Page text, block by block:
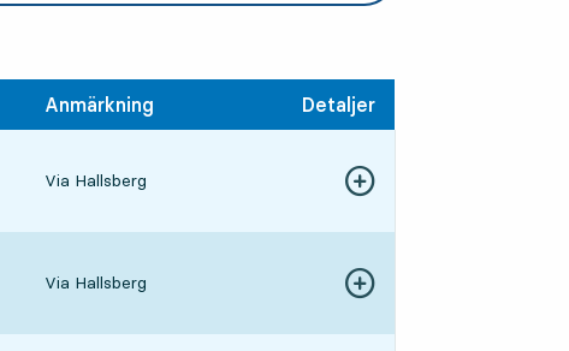
Anmärkning Detaljer
Via Hallsberg Visa fler detaljer
Via Hallsberg Visa fler detaljer